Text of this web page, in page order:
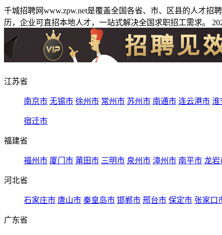
千城招聘网www.zpw.net是覆盖全国各省、市、区县的人才
历，企业可直招本地人才，一站式解决全国求职招工需求。
江苏省
南京市 无锡市 徐州市 常州市 苏州市 南通市 连云港市 淮
宿迁市
福建省
福州市 厦门市 莆田市 三明市 泉州市 漳州市 南平市 龙岩
河北省
石家庄市 唐山市 秦皇岛市 邯郸市 邢台市 保定市 张家口
广东省